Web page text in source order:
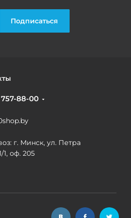
88-00
г. Минск, ул. Петра
1, оф. 205